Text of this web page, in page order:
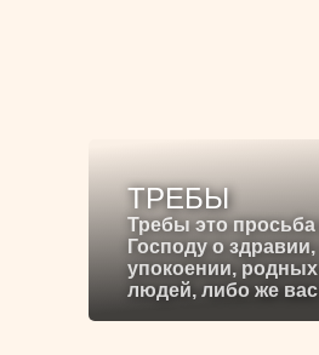
ТРЕБЫ
Требы это просьба
Господу о
упокоении,
людей, либо же